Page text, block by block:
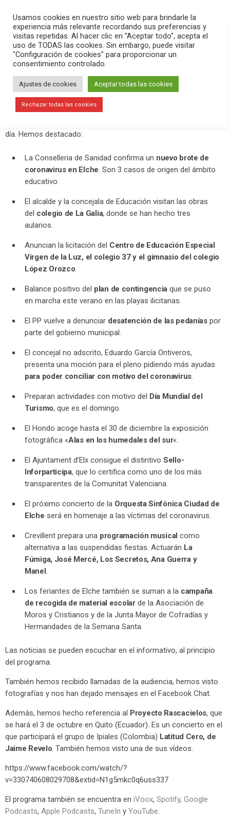
search menu pause PLAY
septiembre 24, 2020
Nuevo brote de coronavirus en Elche
con 3 casos de origen del ámbito
educativo
día. Hemos destacado:
La Conselleria de Sanidad confirma un nuevo brote de
coronavirus en Elche . Son 3 casos de origen del ámbito
educativo.
El alcalde y la concejala de Educación visitan las obras
del colegio de La Galia, donde se han hecho tres
aularios.
Anuncian la licitación del Centro de Educación Especial
Virgen de la Luz, el colegio 37 y el gimnasio del colegio
López Orozco
Balance positivo del plan de contingencia que se puso
en marcha este verano en las playas ilicitanas.
El PP vuelve a denunciar desatención de las pedaníaspor
parte del gobierno municipal.
El concejal no adscrito, Eduardo García Ontiveros,
presenta una moción para el pleno pidiendo más ayudas
para poder conciliar con motivo del coronavirus.
Preparan actividades con motivo del Día Mundial del
Turismo, que es el domingo.
El Hondo acoge hasta el 30 de diciembre la exposición
fotográfica «Alas en los humedales del sur«.
El Ajuntament d’Elx consigue el distintivo Sello-
Inforparticipa, que lo certifica como uno de los más
transparentes de la Comunitat Valenciana.
El próximo concierto de la Orquesta Sinfónica Ciudad de
Elche será en homenaje a las víctimas del coronavirus.
Crevillent prepara una programación musical como
alternativa a las suspendidas fiestas. Actuarán La
Fúmiga, José Mercé, Los Secretos, Ana Guerra y
Manel
Los feriantes de Elche también se suman a la campaña
de recogida de material escolarde la Asociación de
Moros y Cristianos y de la Junta Mayor de Cofradías y
Hermandades de la Semana Santa.
Las noticias se pueden escuchar en el informativo, al principio
del programa.
También hemos recibido llamadas de la audiencia, hemos visto
fotografías y nos han dejado mensajes en el Facebook Chat.
Además, hemos hecho referencia al Proyecto Rascacielos, que
se hará el 3 de octubre en Quito (Ecuador). Es un concierto en el
que participará el grupo de Ipiales (Colombia) Latitud Cero, de
Jaime Revelo . También hemos visto una de sus vídeos.
https://www.facebook.com/watch/?
v=330740608029708&extid=N1g5mkc0q6uss337
El programa también se encuentra en iVoox, Spotify, Google
Podcasts, Apple Podcasts, TuneIn y YouTube
Usamos cookies en nuestro sitio web para brindarle la
experiencia más relevante recordando sus preferencias y
visitas repetidas. Al hacer clic en "Aceptar todo", acepta el
uso de TODAS las cookies. Sin embargo, puede visitar
"Configuración de cookies" para proporcionar un
consentimiento controlado.
Ajustes de cookies Aceptar todas las cookies
Rechazar todas las cookies